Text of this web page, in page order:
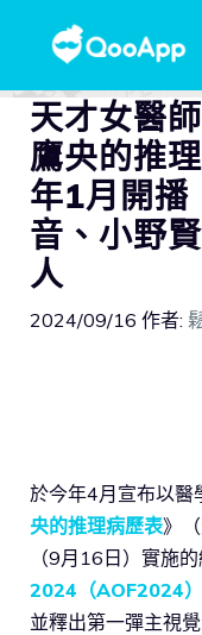
天才女醫
鷹央的推
年1月開播
音、小野
人
2024/09/16 作者:
於今年4月宣布以醫
央的推理病歷表》
（9月16日）實施
2024（AOF2024）
並釋出第一彈主視